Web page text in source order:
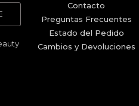
Contacto
Preguntas Frecuentes
Estado del Pedido
Cambios y Devoluciones